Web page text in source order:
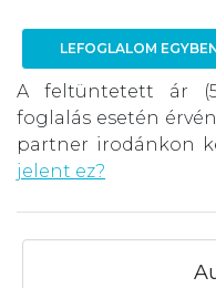
LEFOGLALOM
A feltüntetett ár
foglalás esetén
partner irodánkon
jelent ez?